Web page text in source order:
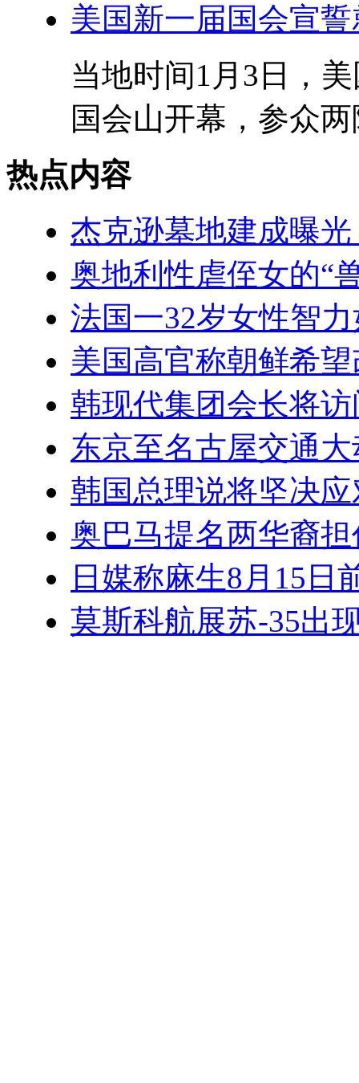
美国新一届国会宣
当地时间1月3日，
国会山开幕，参众
热点内容
杰克逊墓地建成曝
奥地利性虐侄女的“
法国一32岁女性智
美国高官称朝鲜希
韩现代集团会长将
东京至名古屋交通
韩国总理说将坚决应
奥巴马提名两华裔
日媒称麻生8月15日
莫斯科航展苏-35出